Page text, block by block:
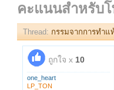
คะแนนสำหรับ
Thread: กรรมจากการทำ
ถูกใจ x 10
one_heart
LP_TON